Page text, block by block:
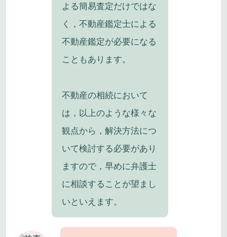
よる簡易査定だけではな
く，不動産鑑定士による
不動産鑑定が必要になる
こともあります。
不動産の相続において
は，以上のような様々な
観点から，解決方法につ
いて検討する必要があり
ますので，早めに弁護士
に相談することが望まし
いといえます。